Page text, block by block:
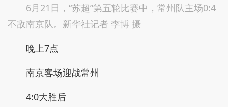
6月21日，“苏超”第五轮比赛中，常州队主场0:4
不敌南京队。新华社记者 李博 摄
晚上7点
南京客场迎战常州
4:0大胜后